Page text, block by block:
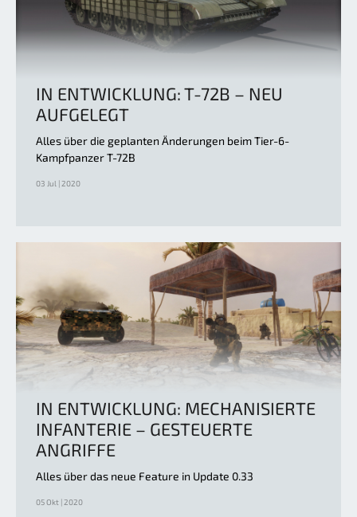
IN ENTWICKLUNG: T-72B – NEU
AUFGELEGT
Alles über die geplanten Änderungen beim Tier-6-
Kampfpanzer T-72B
03 Jul | 2020
IN ENTWICKLUNG: MECHANISIERTE
INFANTERIE – GESTEUERTE
ANGRIFFE
Alles über das neue Feature in Update 0.33
05 Okt | 2020